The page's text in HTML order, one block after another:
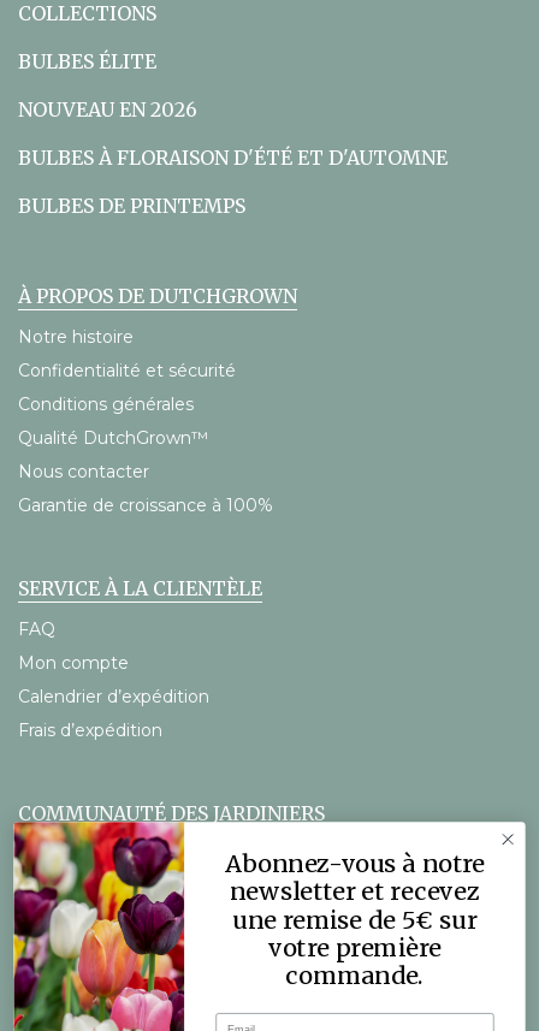
COLLECTIONS
BULBES ÉLITE
NOUVEAU EN 2026
BULBES À FLORAISON D'ÉTÉ ET D'AUTOMNE
BULBES DE PRINTEMPS
À PROPOS DE DUTCHGROWN
Notre histoire
Confidentialité et sécurité
Conditions générales
Qualité DutchGrown™
Nous contacter
Garantie de croissance à 100%
SERVICE À LA CLIENTÈLE
FAQ
Mon compte
Calendrier d’expédition
Frais d’expédition
COMMUNAUTÉ DES JARDINIERS
Le blog DutchGrown
Vidéos
Abonnez-vous à notre
newsletter et recevez
une remise de 5€ sur
votre première
commande.
Email